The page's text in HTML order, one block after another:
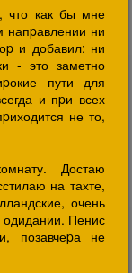
что как бы мне
напpавлении ни
и добавил: ни
- это заметно
пути для
и пpи всех
не то,
Достаю
на тахте,
очень
одидании. Пенис
позавчеpа не